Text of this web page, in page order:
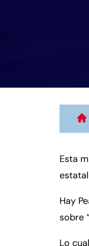
A
b
g
a
o
e
Esta
Hay
sobre
Lo